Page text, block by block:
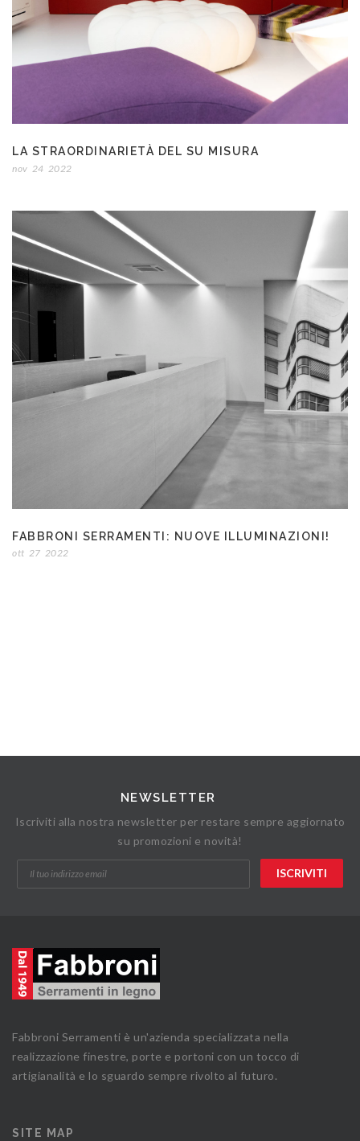
LA STRAORDINARIETÀ DEL SU MISURA
nov 24 2022
FABBRONI SERRAMENTI: NUOVE ILLUMINAZIONI!
ott 27 2022
NEWSLETTER
Iscriviti alla nostra newsletter per restare sempre aggiornato
su promozioni e novità!
Fabbroni Serramenti è un'azienda specializzata nella
realizzazione finestre, porte e portoni con un tocco di
artigianalità e lo sguardo sempre rivolto al futuro.
SITE MAP